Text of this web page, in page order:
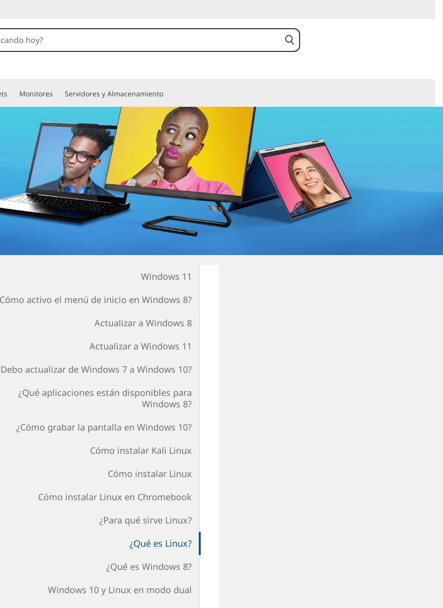
Monitores Servidores y Almacenamiento
Windows 11
activo el menú de inicio en Windows 8?
Actualizar a Windows 8
Actualizar a Windows 11
actualizar de Windows 7 a Windows 10?
¿Qué aplicaciones están disponibles para
Windows 8?
¿Cómo grabar la pantalla en Windows 10?
Cómo instalar Kali Linux
Cómo instalar Linux
Cómo instalar Linux en Chromebook
¿Para qué sirve Linux?
¿Qué es Linux?
¿Qué es Windows 8?
Windows 10 y Linux en modo dual